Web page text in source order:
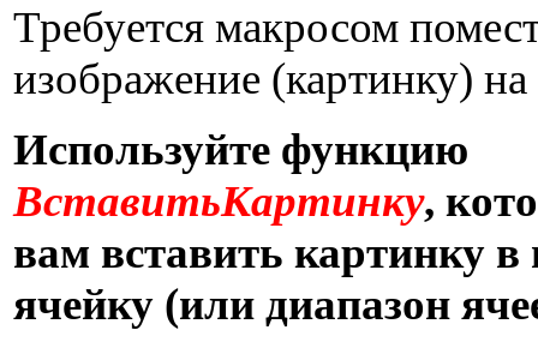
Требуется макросом
изображение (картинку)
Используйте функцию
ВставитьКартинку,
вам вставить картинку
ячейку (или диапазон